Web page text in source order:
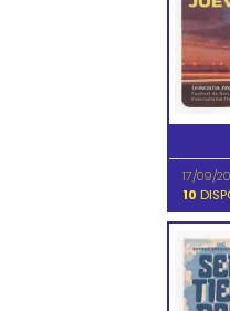
17/09/
10